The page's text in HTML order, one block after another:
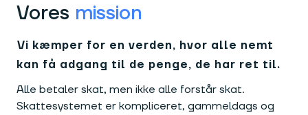
Vores mission
Vi kæmper for en verden, hvor alle nemt
kan få adgang til de penge, de har ret til.
Alle betaler skat, men ikke alle forstår skat.
Skattesystemet er kompliceret, gammeldags og